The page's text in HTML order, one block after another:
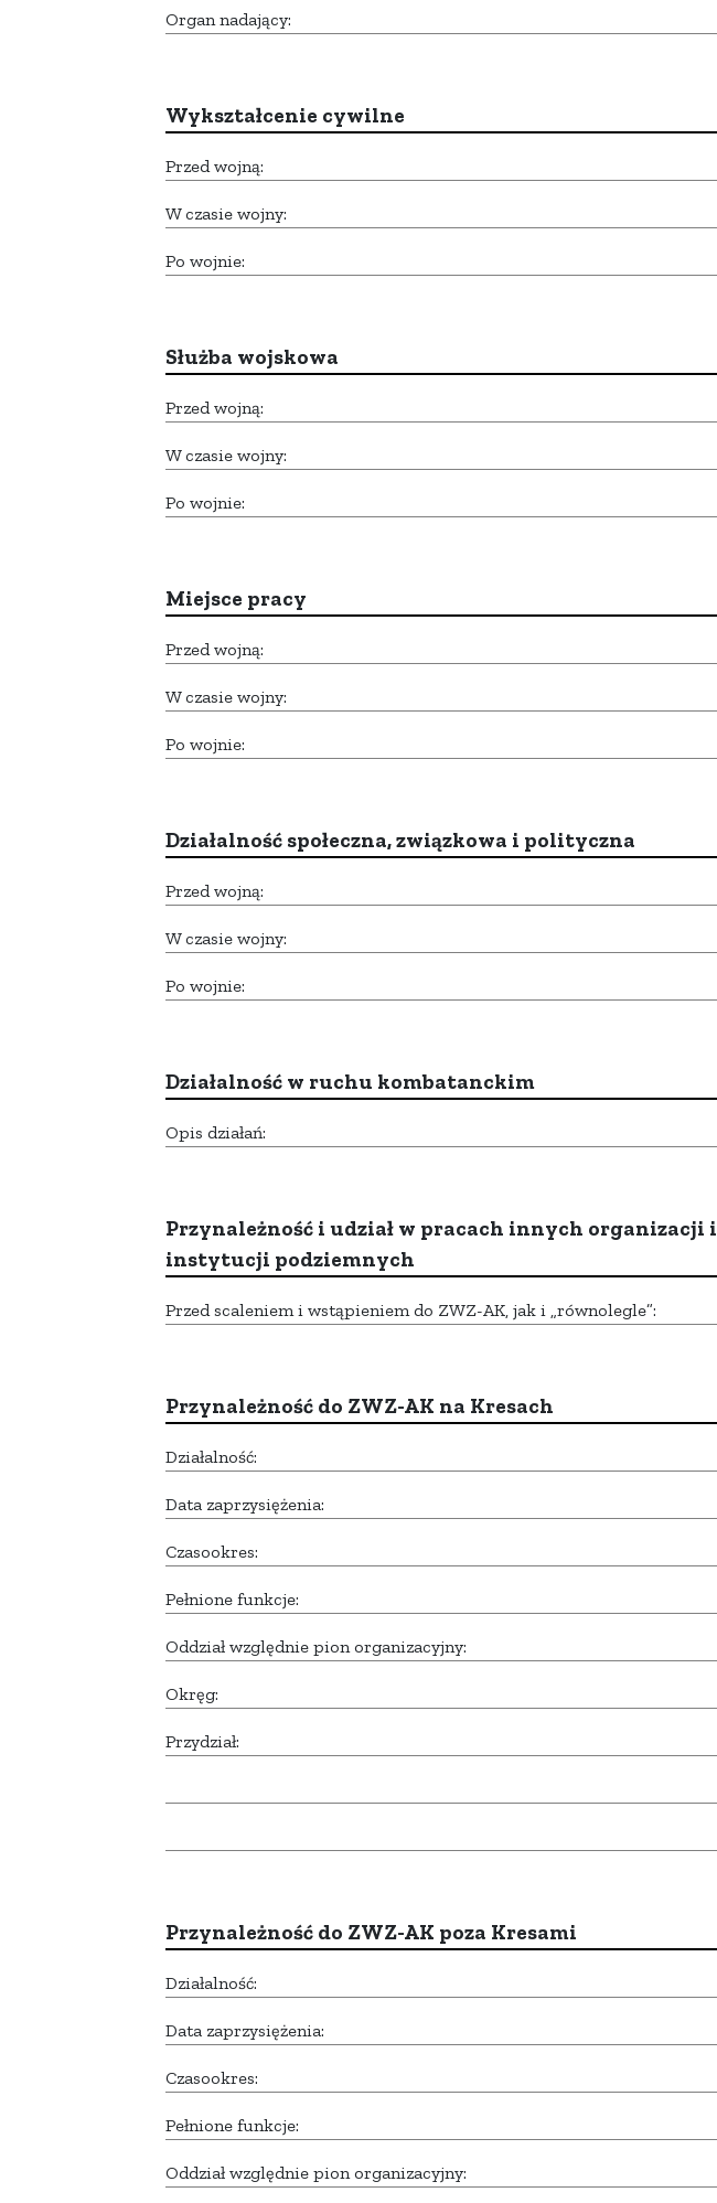
Organ nadający:
Wykształcenie cywilne
Przed wojną:
W czasie wojny:
Po wojnie:
Służba wojskowa
Przed wojną:
W czasie wojny:
Po wojnie:
Miejsce pracy
Przed wojną:
W czasie wojny:
Po wojnie:
Działalność społeczna, związkowa i polityczna
Przed wojną:
W czasie wojny:
Po wojnie:
Działalność w ruchu kombatanckim
Opis działań:
Przynależność i udział w pracach innych organizacji i
instytucji podziemnych
Przed scaleniem i wstąpieniem do ZWZ-AK, jak i „równolegle”:
Przynależność do ZWZ-AK na Kresach
Działalność:
Data zaprzysiężenia:
Czasookres:
Pełnione funkcje:
Oddział względnie pion organizacyjny:
Okręg:
Przydział:
Przynależność do ZWZ-AK poza Kresami
Działalność:
Data zaprzysiężenia:
Czasookres:
Pełnione funkcje:
Oddział względnie pion organizacyjny: